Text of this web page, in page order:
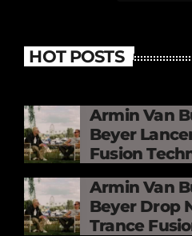
HOT POSTS
Armin Van
Beyer
Fusion
Armin Van
Beyer Drop
Trance